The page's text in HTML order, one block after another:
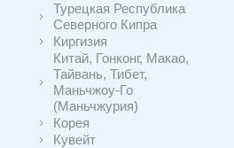
Турецкая Республика
Северного Кипра
Киргизия
Китай, Гонконг, Макао,
Тайвань, Тибет,
Маньчжоу-Го
(Маньчжурия)
Корея
Кувейт